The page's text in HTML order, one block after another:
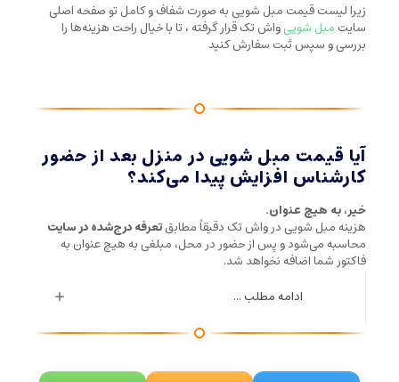
زیرا لیست قیمت مبل شویی به صورت شفاف و کامل تو صفحه اصلی
سایت مبل شوییواش تک قرار گرفته ، تا با خیال راحت هزینه‌ها را
بررسی و سپس ثبت سفارش کنید
آیا قیمت مبل شویی در منزل بعد از حضور
کارشناس افزایش پیدا می‌کند؟
خیر، به هیچ عنوان.
هزینه مبل شویی در واش تک دقیقاً مطابقتعرفه درج‌شده در سایت
محاسبه می‌شود و پس از حضور در محل، مبلغی به هیچ عنوان به
فاکتور شما اضافه نخواهد شد.
ادامه مطلب ...